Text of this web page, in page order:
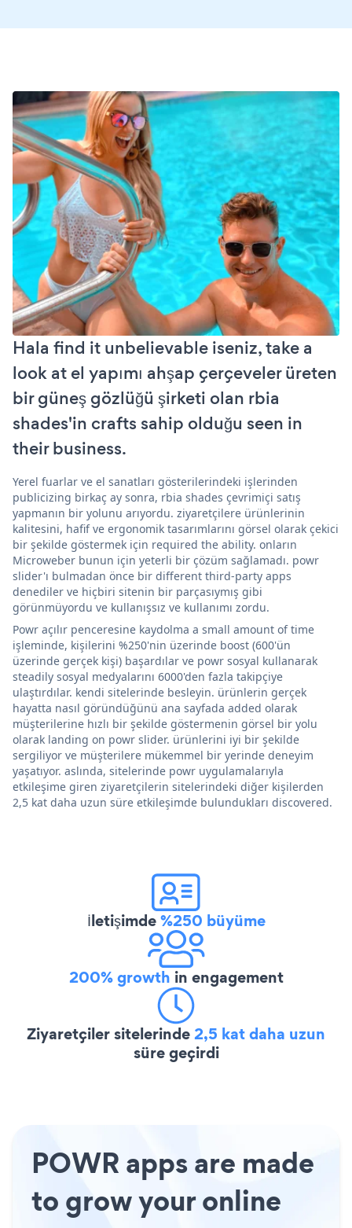
Hala find it unbelievable iseniz, take a
look at el yapımı ahşap çerçeveler üreten
bir güneş gözlüğü şirketi olan rbia
shades'in crafts sahip olduğu seen in
their business.
Yerel fuarlar ve el sanatları gösterilerindeki işlerinden
publicizing birkaç ay sonra, rbia shades çevrimiçi satış
yapmanın bir yolunu arıyordu. ziyaretçilere ürünlerinin
kalitesini, hafif ve ergonomik tasarımlarını görsel olarak çekici
bir şekilde göstermek için required the ability. onların
Microweber bunun için yeterli bir çözüm sağlamadı. powr
slider'ı bulmadan önce bir different third-party apps
denediler ve hiçbiri sitenin bir parçasıymış gibi
görünmüyordu ve kullanışsız ve kullanımı zordu.
Powr açılır penceresine kaydolma a small amount of time
işleminde, kişilerini %250'nin üzerinde boost (600'ün
üzerinde gerçek kişi) başardılar ve powr sosyal kullanarak
steadily sosyal medyalarını 6000'den fazla takipçiye
ulaştırdılar. kendi sitelerinde besleyin. ürünlerin gerçek
hayatta nasıl göründüğünü ana sayfada added olarak
müşterilerine hızlı bir şekilde göstermenin görsel bir yolu
olarak landing on powr slider. ürünlerini iyi bir şekilde
sergiliyor ve müşterilere mükemmel bir yerinde deneyim
yaşatıyor. aslında, sitelerinde powr uygulamalarıyla
etkileşime giren ziyaretçilerin sitelerindeki diğer kişilerden
2,5 kat daha uzun süre etkileşimde bulundukları discovered.
İletişimde%250 büyüme
200% growth in engagement
Ziyaretçiler sitelerinde2,5 kat daha uzun
süre geçirdi
POWR apps are made
to grow your online